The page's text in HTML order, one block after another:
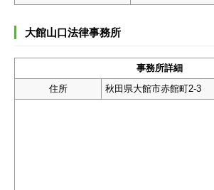
大館山口法律事務所
事務所詳細
住所
秋田県大館市赤館町2-3